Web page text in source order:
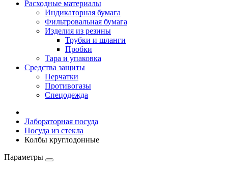
Расходные материалы
Индикаторная бумага
Фильтровальная бумага
Изделия из резины
Трубки и шланги
Пробки
Тара и упаковка
Средства защиты
Перчатки
Противогазы
Спецодежда
Лабораторная посуда
Посуда из стекла
Колбы круглодонные
Параметры